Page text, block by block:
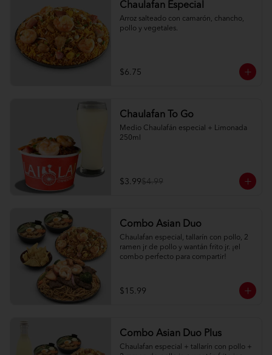
Chaulafan Especial
Arroz salteado con camarón, chancho,
pollo y vegetales.
$6.75
Chaulafan To Go
Medio Chaulafán especial + Limonada
250ml
$3.99$4.99
Combo Asian Duo
Chaulafan especial, tallarín con pollo, 2
ramen jr de pollo y wantán frito jr. ¡el
combo perfecto para compartir!
$15.99
Combo Asian Duo Plus
Chaulafan especial + tallarín con pollo +